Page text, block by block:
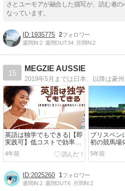
さとユーモアが融合した描写が、読む者
なっています。
1935775 2
週間IN:2 週間OUT:34 月間IN:2
15
MEGZIE AUSSIE
英語は独学でもできる|【即
実践可】低コストで効率的
な5つの学習法
4年前
ブリスベン
初の競馬場
5年前
2025260 1
週間IN:2 週間OUT:6 月間IN:2